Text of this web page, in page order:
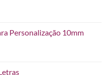
Personalização 10mm